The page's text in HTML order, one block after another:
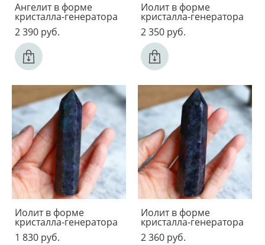
Ангелит в форме
кристалла-генератора
2 390 pуб.
Иолит в форме
кристалла-генератора
2 350 pуб.
Иолит в форме
кристалла-генератора
1 830 pуб.
Иолит в форме
кристалла-генератора
2 360 pуб.